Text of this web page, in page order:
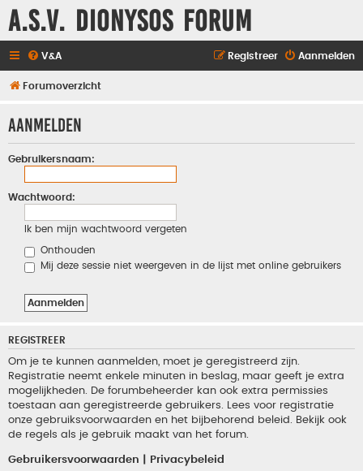
A.S.V. Dionysos Forum
V&A Aanmelden
Registreer
Forumoverzicht
Aanmelden
Gebruikersnaam:
Wachtwoord:
Ik ben mijn wachtwoord vergeten
Onthouden
Mij deze sessie niet weergeven in de lijst met online gebruikers
REGISTREER
Om je te kunnen aanmelden, moet je geregistreerd zijn.
Registratie neemt enkele minuten in beslag, maar geeft je extra
mogelijkheden. De forumbeheerder kan ook extra permissies
toestaan aan geregistreerde gebruikers. Lees voor registratie
onze gebruiksvoorwaarden en het bijbehorend beleid. Bekijk ook
de regels als je gebruik maakt van het forum.
Gebruikersvoorwaarden Privacybeleid